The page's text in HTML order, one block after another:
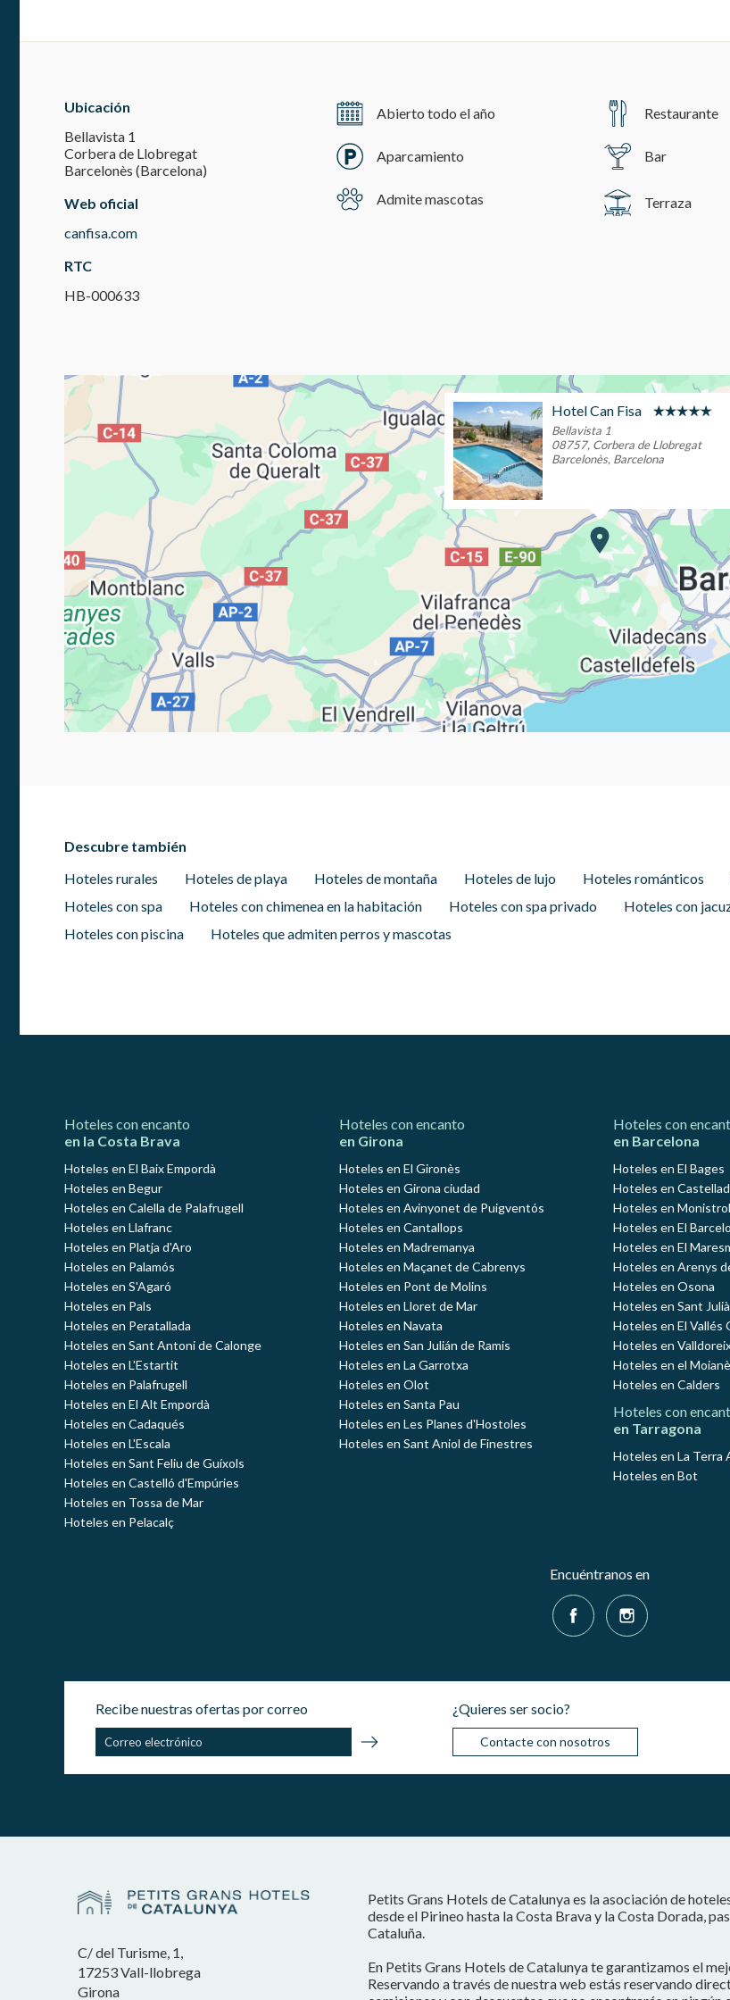
Ubicación
Bellavista 1
Corbera de Llobregat
Barcelonès (Barcelona)
Web oficial
canfisa.com
RTC
HB-000633
Abierto todo el año Restaurante
Aparcamiento Bar
Admite mascotas Terraza
Hotel Can Fisa
Bellavista 1
08757, Corbera de Llobregat
Barcelonès, Barcelona
Descubre también
Hoteles rurales
Hoteles de playa Hoteles de montaña Hoteles de lujo Hoteles románticos
Hoteles con spa
Hoteles con chimenea en la habitación Hoteles con spa privado Hoteles con
Hoteles con piscina
Hoteles que admiten perros y mascotas
Hoteles con encanto
en la Costa Brava
Hoteles en El Baix Empordà
Hoteles en Begur
Hoteles en Calella de Palafrugell
Hoteles en Llafranc
Hoteles en Platja d'Aro
Hoteles en Palamós
Hoteles en S'Agaró
Hoteles en Pals
Hoteles en Peratallada
Hoteles en Sant Antoni de Calonge
Hoteles en L'Estartit
Hoteles en Palafrugell
Hoteles en El Alt Empordà
Hoteles en Cadaqués
Hoteles en L'Escala
Hoteles en Sant Feliu de Guíxols
Hoteles en Castelló d'Empúries
Hoteles en Tossa de Mar
Hoteles en Pelacalç
Hoteles con encanto
en Girona
Hoteles en El Gironès
Hoteles en Girona ciudad
Hoteles en Avinyonet de Puigventós
Hoteles en Cantallops
Hoteles en Madremanya
Hoteles en Maçanet de Cabrenys
Hoteles en Pont de Molins
Hoteles en Lloret de Mar
Hoteles en Navata
Hoteles en San Julián de Ramis
Hoteles en La Garrotxa
Hoteles en Olot
Hoteles en Santa Pau
Hoteles en Les Planes d'Hostoles
Hoteles en Sant Aniol de Finestres
Hoteles con
en Barcelona
Hoteles en El Bages
Hoteles en
Hoteles en
Hoteles en El
Hoteles en El
Hoteles en Arenys
Hoteles en Osona
Hoteles en Sant
Hoteles en El Vallés
Hoteles en
Hoteles en el
Hoteles en Calders
Hoteles con
en Tarragona
Hoteles en La Terra
Hoteles en Bot
Encuéntranos en
Recibe nuestras ofertas por correo ¿Quieres ser socio?
Contacte con nosotros
C/ del Turisme, 1,
17253 Vall-llobrega
Girona
Petits Grans Hotels de Catalunya es la asociación de
desde el Pirineo hasta la Costa Brava y la Costa Dorada,
Cataluña.
En Petits Grans Hotels de Catalunya te garantizamos el
Reservando a través de nuestra web estás reservando
Marketing y publicidad
hábitos de navegación. Gracias a ellas, podemos conocer los
en el sitio web y mostrar publicidad relacionada con el perfil de
Guardar configuración Aceptar